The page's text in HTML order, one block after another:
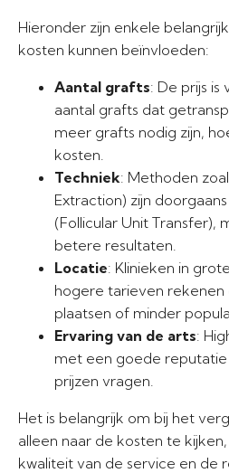
Hieronder zijn enkele
kosten kunnen beïnvloeden:
Aantal grafts: De prijs
aantal grafts dat
meer grafts nodig zijn,
kosten.
Techniek: Methoden
Extraction) zijn
(Follicular Unit Transfer),
betere resultaten.
Locatie: Klinieken in
hogere tarieven rekenen
plaatsen of minder
Ervaring van de arts:
met een goede
prijzen vragen.
Het is belangrijk om bij het
alleen naar de kosten te
kwaliteit van de service en de